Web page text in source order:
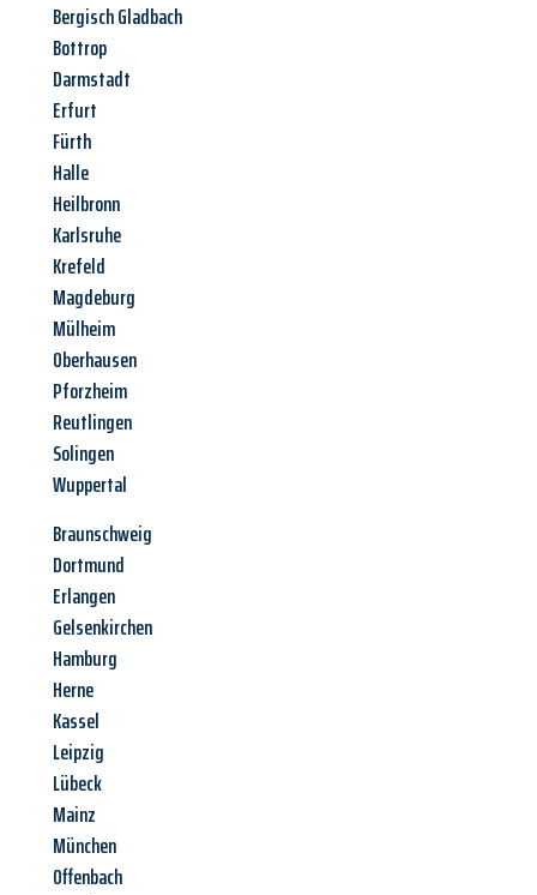
Bergisch Gladbach
Bottrop
Darmstadt
Erfurt
Fürth
Halle
Heilbronn
Karlsruhe
Krefeld
Magdeburg
Mülheim
Oberhausen
Pforzheim
Reutlingen
Solingen
Wuppertal
Braunschweig
Dortmund
Erlangen
Gelsenkirchen
Hamburg
Herne
Kassel
Leipzig
Lübeck
Mainz
München
Offenbach